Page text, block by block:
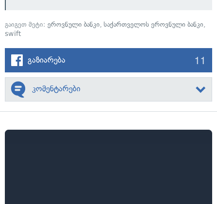
გაიგეთ მეტი: ეროვნული ბანკი, საქართველოს ეროვნული ბანკი,
swift
გაზიარება 11
კომენტარები